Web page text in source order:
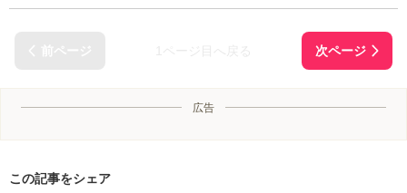
広告
この記事をシェア